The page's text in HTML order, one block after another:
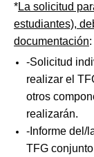
*La solicitud
estudiantes),
documentación:
-Solicitud
realizar el
otros
realizarán.
-Informe del/
TFG